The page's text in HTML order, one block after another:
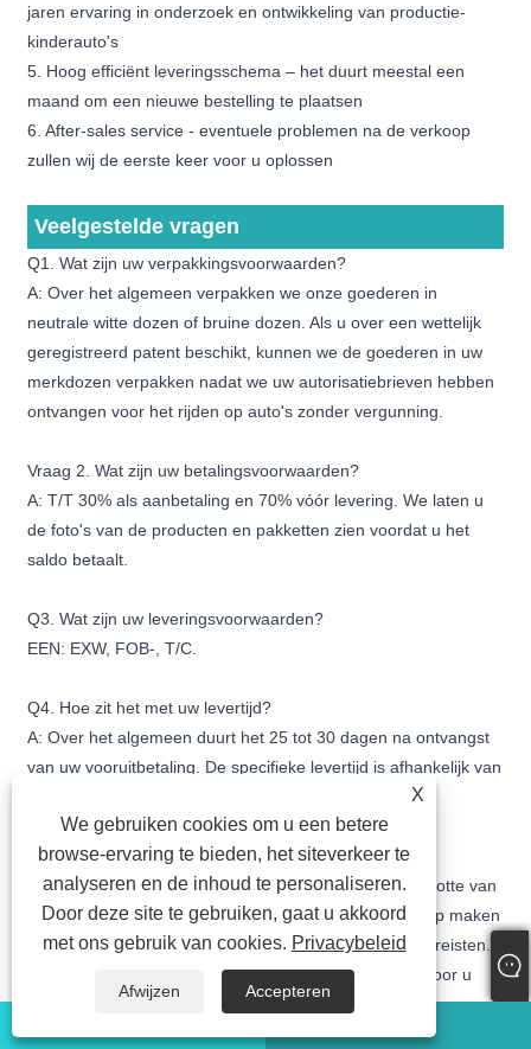
jaren ervaring in onderzoek en ontwikkeling van productie-
kinderauto's
5. Hoog efficiënt leveringsschema – het duurt meestal een
maand om een ​​nieuwe bestelling te plaatsen
6. After-sales service - eventuele problemen na de verkoop
zullen wij de eerste keer voor u oplossen
Veelgestelde vragen
Q1. Wat zijn uw verpakkingsvoorwaarden?
A: Over het algemeen verpakken we onze goederen in
neutrale witte dozen of bruine dozen. Als u over een wettelijk
geregistreerd patent beschikt, kunnen we de goederen in uw
merkdozen verpakken nadat we uw autorisatiebrieven hebben
ontvangen voor het rijden op auto's zonder vergunning.
Vraag 2. Wat zijn uw betalingsvoorwaarden?
A: T/T 30% als aanbetaling en 70% vóór levering. We laten u
de foto's van de producten en pakketten zien voordat u het
saldo betaalt.
Q3. Wat zijn uw leveringsvoorwaarden?
EEN: EXW, FOB-, T/C.
Q4. Hoe zit het met uw levertijd?
A: Over het algemeen duurt het 25 tot 30 dagen na ontvangst
van uw vooruitbetaling. De specifieke levertijd is afhankelijk van
Vraag 5. Kunt u produceren volgens de monsters?
A: Ja, we hebben de ontwerpafdeling. Als u ons de grootte van
uw gebied kunt geven, kan onze ontwerper het ontwerp maken
op basis van uw gebiedsafmetingen en uw speciale vereisten.
Of u kunt de populaire ontwerpen uit onze catalogus voor u
X
We gebruiken cookies om u een betere
browse-ervaring te bieden, het siteverkeer te
analyseren en de inhoud te personaliseren.
Door deze site te gebruiken, gaat u akkoord
met ons gebruik van cookies. Privacybeleid
Afwijzen
Accepteren